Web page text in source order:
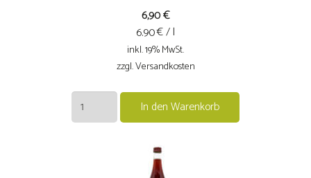
6,90€
6.90€ / l
inkl. 19% MwSt.
zzgl. Versandkosten
2024er
Riesling
In den Warenkorb